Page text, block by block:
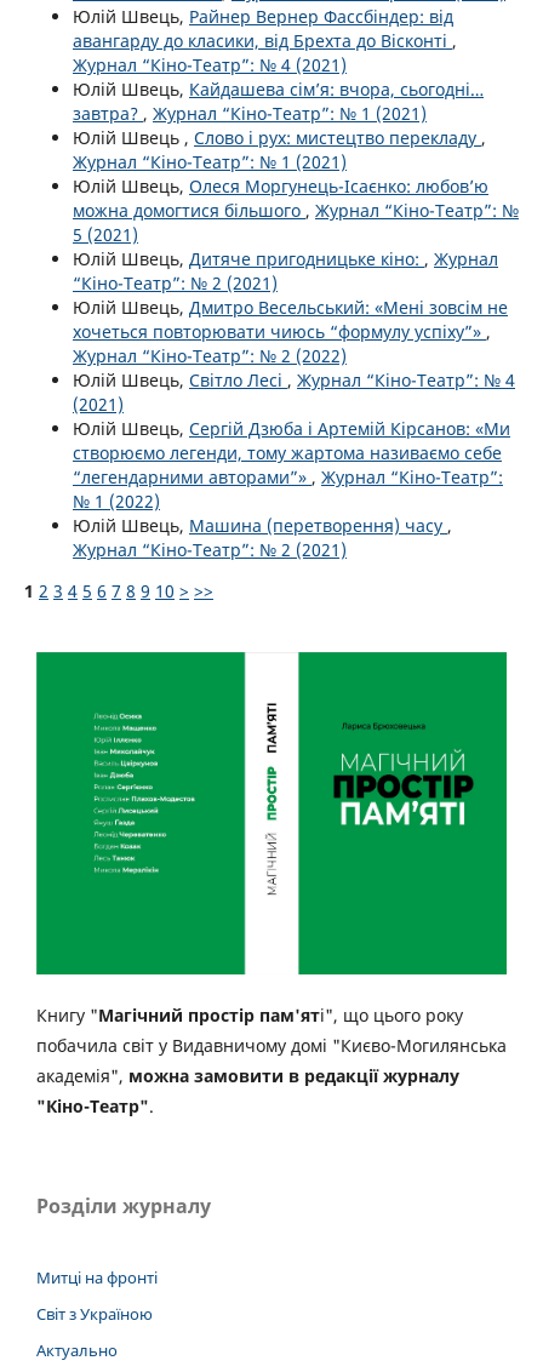
Юлій Швець, Райнер Вернер Фассбіндер: від
авангарду до класики, від Брехта до Вісконті ,
Журнал “Кіно-Театр”: № 4 (2021)
Юлій Швець, Кайдашева сім’я: вчора, сьогодні…
завтра? , Журнал “Кіно-Театр”: № 1 (2021)
Юлій Швець , Слово і рух: мистецтво перекладу ,
Журнал “Кіно-Театр”: № 1 (2021)
Юлій Швець, Олеся Моргунець-Ісаєнко: любов’ю
можна домогтися більшого , Журнал “Кіно-Театр”: №
5 (2021)
Юлій Швець, Дитяче пригодницьке кіно: , Журнал
“Кіно-Театр”: № 2 (2021)
Юлій Швець, Дмитро Весельський: «Мені зовсім не
хочеться повторювати чиюсь “формулу успіху”» ,
Журнал “Кіно-Театр”: № 2 (2022)
Юлій Швець, Світло Лесі , Журнал “Кіно-Театр”: № 4
(2021)
Юлій Швець, Сергій Дзюба і Артемій Кірсанов: «Ми
створюємо легенди, тому жартома називаємо себе
“легендарними авторами”» , Журнал “Кіно-Театр”:
№ 1 (2022)
Юлій Швець, Машина (перетворення) часу ,
Журнал “Кіно-Театр”: № 2 (2021)
1 2 3 4 5 6 7 8 9 10 > >>
Книгу "Магічний простір пам'яті", що цього року
побачила світ у Видавничому домі "Києво-Могилянська
академія", можна замовити в редакції журналу
"Кіно-Театр".
Розділи журналу
Митці на фронті
Світ з Україною
Актуально